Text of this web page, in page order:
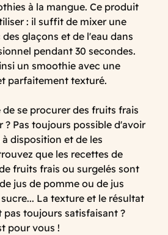
à la mangue. Ce produit
: il suffit de mixer une
glaçons et de l'eau dans
pendant 30 secondes.
un smoothie avec une
parfaitement texturé.
se procurer des fruits frais
? Pas toujours possible d'avoir
disposition et de les
que les recettes de
fruits frais ou surgelés sont
jus de pomme ou de jus
La texture et le résultat
pas toujours satisfaisant ?
pour vous !